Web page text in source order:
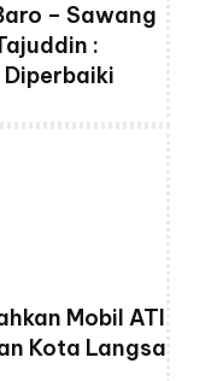
– Sawang
:
Diperbaiki
Mobil ATI
Kota Langsa